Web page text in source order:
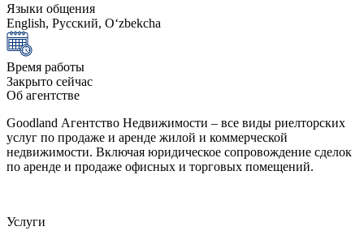
Языки общения
English, Русский, Oʻzbekcha
Время работы
Закрыто сейчас
Об агентстве
Goodland Агентство Недвижимости – все виды риелторских
услуг по продаже и аренде жилой и коммерческой
недвижимости. Включая юридическое сопровождение сделок
по аренде и продаже офисных и торговых помещений.
Услуги